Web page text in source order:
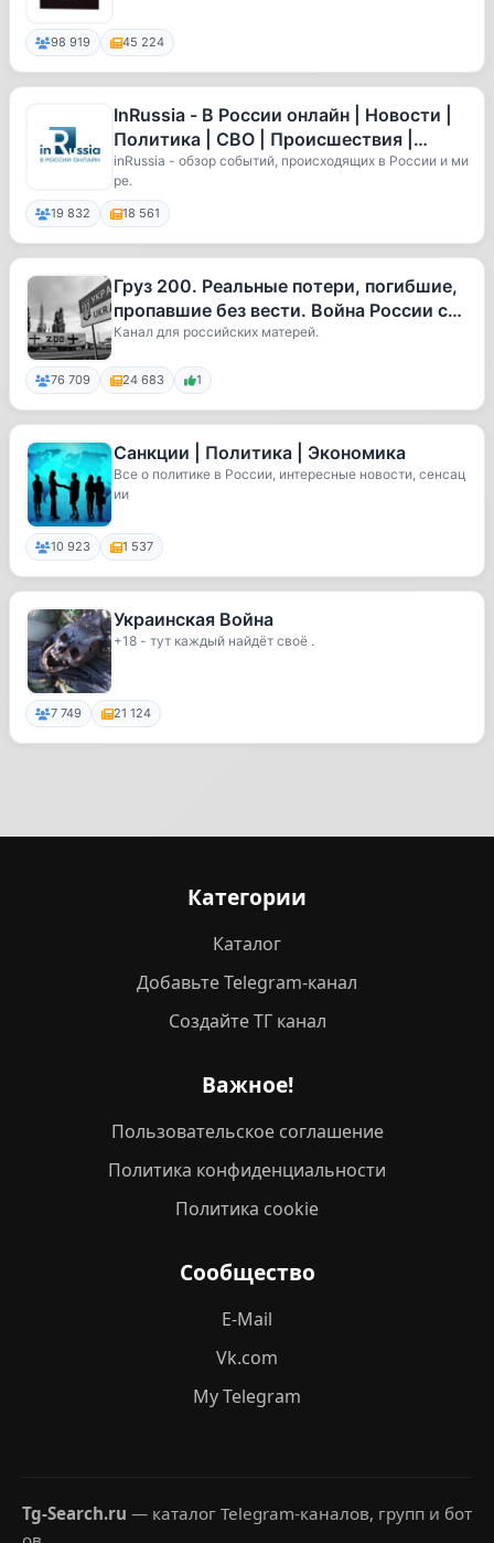
98 919 45 224
InRussia - В России онлайн | Новости |
Политика | СВО | Происшествия |
Экономика
inRussia - обзор событий, происходящих в России и ми
ре.
19 832 18 561
Груз 200. Реальные потери, погибшие,
пропавшие без вести. Война России с
Украиной.
Канал для российских матерей.
76 709 24 683 1
Санкции | Политика | Экономика
Все о политике в России, интересные новости, сенсац
ии
10 923 1 537
Украинская Война
+18 - тут каждый найдёт своё .
7 749 21 124
Категории
Каталог
Добавьте Telegram-канал
Создайте ТГ канал
Важное!
Пользовательское соглашение
Политика конфиденциальности
Политика cookie
Сообщество
E-Mail
Vk.com
My Telegram
Tg-Search.ru — каталог Telegram-каналов, групп и бот